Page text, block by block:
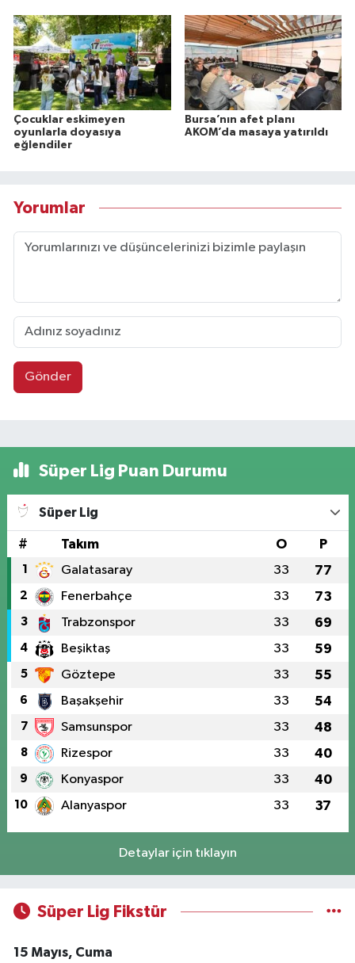
Çocuklar eskimeyen
oyunlarla doyasıya
eğlendiler
Bursa’nın afet planı
AKOM’da masaya yatırıldı
Yorumlar
Gönder
Süper Lig Puan Durumu
Süper Lig
# Takım O P
1 Galatasaray 33 77
2 Fenerbahçe 33 73
3 Trabzonspor 33 69
4 Beşiktaş 33 59
5 Göztepe 33 55
6 Başakşehir 33 54
7 Samsunspor 33 48
8 Rizespor 33 40
9 Konyaspor 33 40
10 Alanyaspor 33 37
Detaylar için tıklayın
Süper Lig Fikstür
15 Mayıs, Cuma